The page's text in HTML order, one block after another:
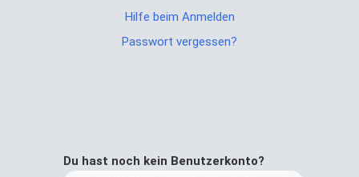
Hilfe beim Anmelden
Passwort vergessen?
Du hast noch kein Benutzerkonto?